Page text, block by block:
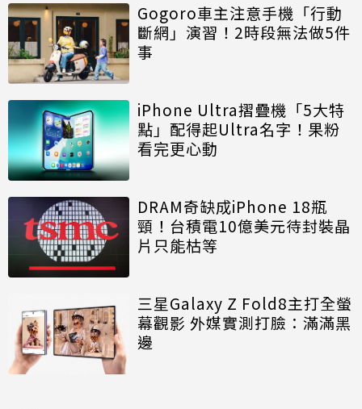
Gogoro車主注意手機「行動
斷網」演習！2時段無法做5件
事
iPhone Ultra摺疊機「5大特
點」配得起Ultra名字！果粉
看完更心動
DRAM奇缺成iPhone 18瓶
頸！台積電10億美元待封裝晶
片只能枯等
三星Galaxy Z Fold8主打全螢
幕觀影 外媒實測打臉：滿滿黑
邊